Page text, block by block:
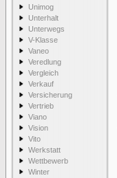
Unimog
Unterhalt
Unterwegs
V-Klasse
Vaneo
Veredlung
Vergleich
Verkauf
Versicherung
Vertrieb
Viano
Vision
Vito
Werkstatt
Wettbewerb
Winter